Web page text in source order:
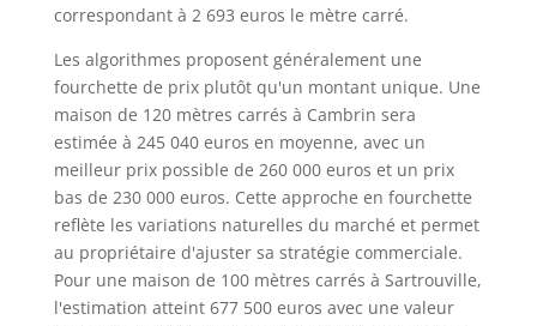
correspondant à 2 693 euros le mètre carré.
Les algorithmes proposent généralement une
fourchette de prix plutôt qu'un montant unique. Une
maison de 120 mètres carrés à Cambrin sera
estimée à 245 040 euros en moyenne, avec un
meilleur prix possible de 260 000 euros et un prix
bas de 230 000 euros. Cette approche en fourchette
reflète les variations naturelles du marché et permet
au propriétaire d'ajuster sa stratégie commerciale.
Pour une maison de 100 mètres carrés à Sartrouville,
l'estimation atteint 677 500 euros avec une valeur